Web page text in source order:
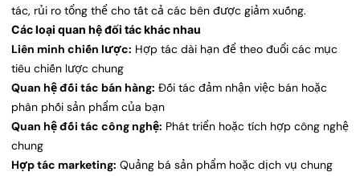
tác, rủi ro tổng thể cho tất cả các bên được giảm xuống.
Các loại quan hệ đối tác khác nhau
Liên minh chiến lược: Hợp tác dài hạn để theo đuổi các mục
tiêu chiến lược chung
Quan hệ đối tác bán hàng: Đối tác đảm nhận việc bán hoặc
phân phối sản phẩm của bạn
Quan hệ đối tác công nghệ: Phát triển hoặc tích hợp công nghệ
chung
Hợp tác marketing: Quảng bá sản phẩm hoặc dịch vụ chung